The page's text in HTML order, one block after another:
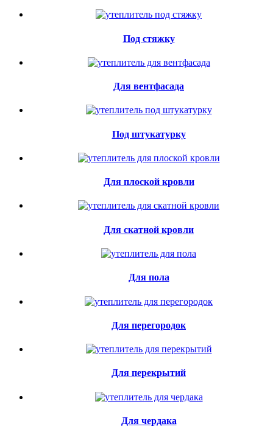
Под стяжку
Для вентфасада
Под штукатурку
Для плоской кровли
Для скатной кровли
Для пола
Для перегородок
Для перекрытий
Для чердака